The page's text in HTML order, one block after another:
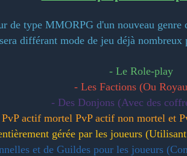
de type MMORPG d'un nouveau genre
différant mode de jeu déjà
- Le Role-play
- Les Factions (Ou
- Des Donjons (Avec des
actif mortel PvP actif non mortel et
gérée par les joueurs
et de Guildes pour les joueurs